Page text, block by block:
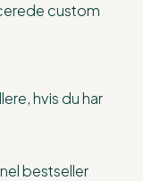
custom
hvis du har
bestseller